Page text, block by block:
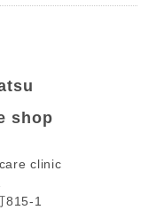
shop
clinic
815-1